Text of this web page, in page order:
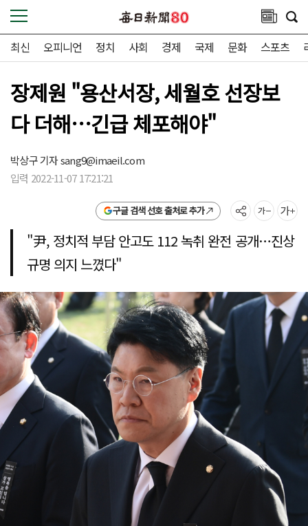
최신 오피니언 정치 사회 경제 국제 문화 스포츠
장제원 "용산서장, 세월호 선장보
다 더해…긴급 체포해야"
박상구 기자sang9@imaeil.com
입력 2022-11-07 17:21:21
구글 검색 선호 출처로 추가
"尹, 정치적 부담 안고도 112 녹취 완전 공개…진상
규명 의지 느꼈다"